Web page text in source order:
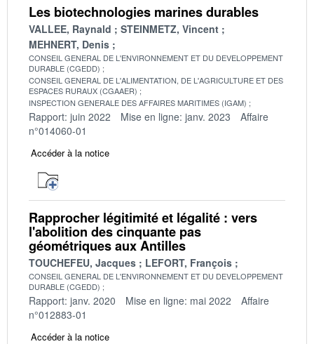
Les biotechnologies marines durables
VALLEE, Raynald
STEINMETZ, Vincent
MEHNERT, Denis
CONSEIL GENERAL DE L'ENVIRONNEMENT ET DU DEVELOPPEMENT
DURABLE (CGEDD)
CONSEIL GENERAL DE L'ALIMENTATION, DE L'AGRICULTURE ET DES
ESPACES RURAUX (CGAAER)
INSPECTION GENERALE DES AFFAIRES MARITIMES (IGAM)
Rapport: juin 2022 Mise en ligne: janv. 2023
Affaire
n°014060-01
Accéder à la notice
Rapprocher légitimité et légalité : vers
l'abolition des cinquante pas
géométriques aux Antilles
TOUCHEFEU, Jacques LEFORT, François
CONSEIL GENERAL DE L'ENVIRONNEMENT ET DU DEVELOPPEMENT
DURABLE (CGEDD)
Rapport: janv. 2020 Mise en ligne: mai 2022
Affaire
n°012883-01
Accéder à la notice